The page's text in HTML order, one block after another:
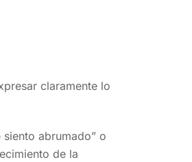
claramente lo
abrumado” o
de la